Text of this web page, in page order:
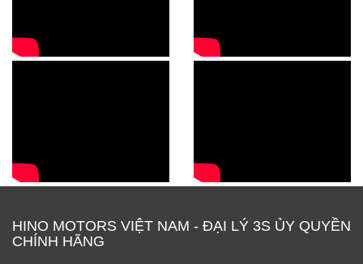
HINO MOTORS VIỆT NAM - ĐẠI LÝ 3S ỦY QUYỀN
CHÍNH HÃNG